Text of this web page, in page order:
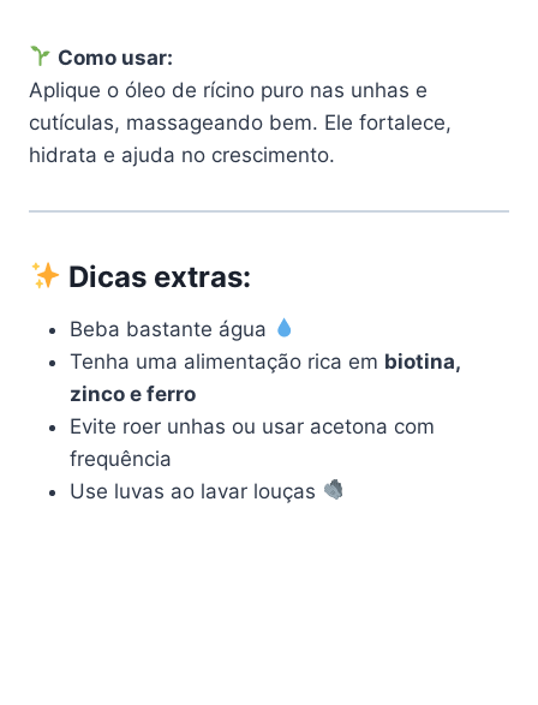
Como usar:
Aplique o óleo de rícino puro nas unhas e
cutículas, massageando bem. Ele fortalece,
hidrata e ajuda no crescimento.
Dicas extras:
Beba bastante água
Tenha uma alimentação rica em biotina,
zinco e ferro
Evite roer unhas ou usar acetona com
frequência
Use luvas ao lavar louças